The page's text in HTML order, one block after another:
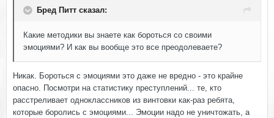
Бред Питт сказал:
Какие методики вы знаете как бороться со своими
эмоциями? И как вы вообще это все преодолеваете?
Никак. Бороться с эмоциями это даже не вредно - это крайне
опасно. Посмотри на статистику преступлений... те, кто
расстреливает одноклассников из винтовки как-раз ребята,
которые боролись с эмоциями... Эмоции надо не уничтожать, а